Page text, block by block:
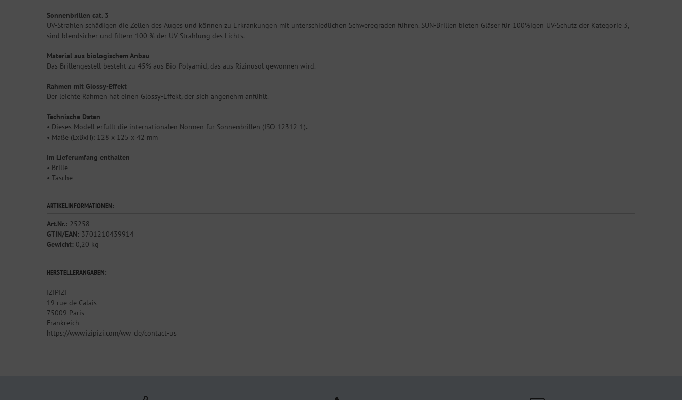
Sonnenbrillen cat. 3
UV-Strahlen schädigen die Zellen des Auges und können zu Erkrankungen mit unterschiedlichen Schweregraden führen. SUN-Brillen bieten Gläser für 100%igen UV-Schutz der Kategorie 3,
sind blendsicher und filtern 100 % der UV-Strahlung des Lichts.
Material aus biologischem Anbau
Das Brillengestell besteht zu 45% aus Bio-Polyamid, das aus Rizinusöl gewonnen wird.
Rahmen mit Glossy-Effekt
Der leichte Rahmen hat einen Glossy-Effekt, der sich angenehm anfühlt.
Technische Daten
• Dieses Modell erfüllt die internationalen Normen für Sonnenbrillen (ISO 12312-1).
• Maße (LxBxH): 128 x 125 x 42 mm
Im Lieferumfang enthalten
• Brille
• Tasche
ARTIKELINFORMATIONEN:
Art.Nr.: 25258
GTIN/EAN: 3701210439914
Gewicht: 0,20 kg
HERSTELLERANGABEN:
IZIPIZI
19 rue de Calais
75009 Paris
Frankreich
https://www.izipizi.com/ww_de/contact-us